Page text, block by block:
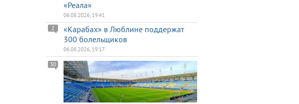
«Реала»
06.08.2026, 19:41
«Карабах» в Люблине поддержат
300 болельщиков
2
06.08.2026, 19:17
30